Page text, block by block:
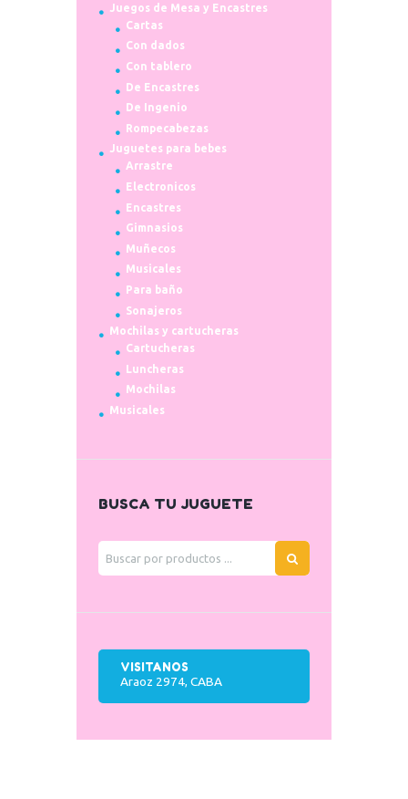
Juegos de Mesa y Encastres
Cartas
Con dados
Con tablero
De Encastres
De Ingenio
Rompecabezas
Juguetes para bebes
Arrastre
Electronicos
Encastres
Gimnasios
Muñecos
Musicales
Para baño
Sonajeros
Mochilas y cartucheras
Cartucheras
Luncheras
Mochilas
Musicales
BUSCA TU JUGUETE
VISITANOS
Araoz 2974, CABA